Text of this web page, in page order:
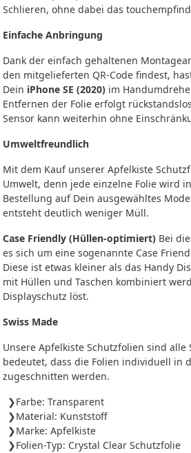
Schlieren, ohne dabei das
Einfache Anbringung
Dank der einfach gehaltenen
den mitgelieferten QR-Code findest,
Dein iPhone SE (2020) im
Entfernen der Folie erfolgt
Sensor kann weiterhin ohne
Umweltfreundlich
Mit dem Kauf unserer Apfelkiste
Umwelt, denn jede einzelne Folie wird
Bestellung auf Dein ausgewähltes
entsteht deutlich weniger Müll.
Case Friendly (Hüllen-optimiert) Bei
es sich um eine sogenannte Case
Diese ist etwas kleiner als das Handy
mit Hüllen und Taschen kombiniert
Displayschutz löst.
Swiss Made
Unsere Apfelkiste Schutzfolien sind alle
bedeutet, dass die Folien individuell in
zugeschnitten werden.
Farbe: Transparent
Material: Kunststoff
Marke: Apfelkiste
Folien-Typ: Crystal Clear Schutzfolie